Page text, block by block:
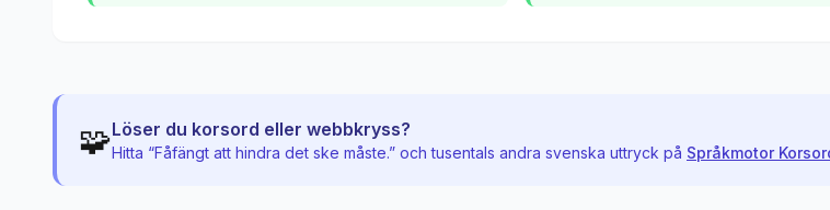
🧩Löser du korsord eller webbkryss?
Hitta “Fåfängt att hindra det ske måste.” och tusentals andra svenska uttryck på Språkmotor